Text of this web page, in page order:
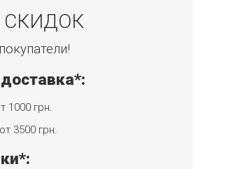
1000 грн.
от 3500 грн.